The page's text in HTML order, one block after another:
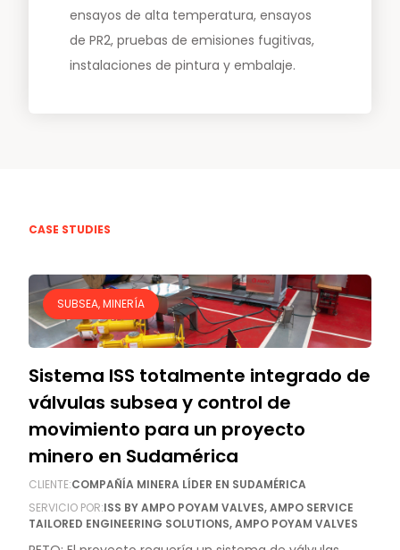
Noticias y medios
Contacto
ensayos de alta temperatura, ensayos
de PR2, pruebas de emisiones fugitivas,
instalaciones de pintura y embalaje.
CASE STUDIES
SUBSEA, MINERÍA
Sistema ISS totalmente integrado de
válvulas subsea y control de
movimiento para un proyecto
minero en Sudamérica
CLIENTE:COMPAÑÍA MINERA LÍDER EN SUDAMÉRICA
SERVICIO POR:ISS BY AMPO POYAM VALVES, AMPO SERVICE
TAILORED ENGINEERING SOLUTIONS, AMPO POYAM VALVES